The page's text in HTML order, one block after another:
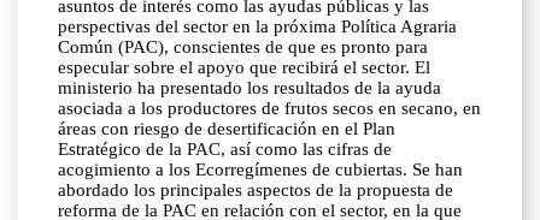
asuntos de interés como las ayudas públicas y las
perspectivas del sector en la próxima Política Agraria
Común (PAC), conscientes de que es pronto para
especular sobre el apoyo que recibirá el sector. El
ministerio ha presentado los resultados de la ayuda
asociada a los productores de frutos secos en secano, en
áreas con riesgo de desertificación en el Plan
Estratégico de la PAC, así como las cifras de
acogimiento a los Ecorregímenes de cubiertas. Se han
abordado los principales aspectos de la propuesta de
reforma de la PAC en relación con el sector, en la que